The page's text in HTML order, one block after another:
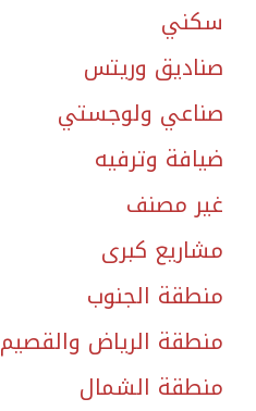
سكني
صناديق وريتس
صناعي ولوجستي
ضيافة وترفيه
غير مصنف
مشاريع كبرى
منطقة الجنوب
منطقة الرياض والقصيم
منطقة الشمال